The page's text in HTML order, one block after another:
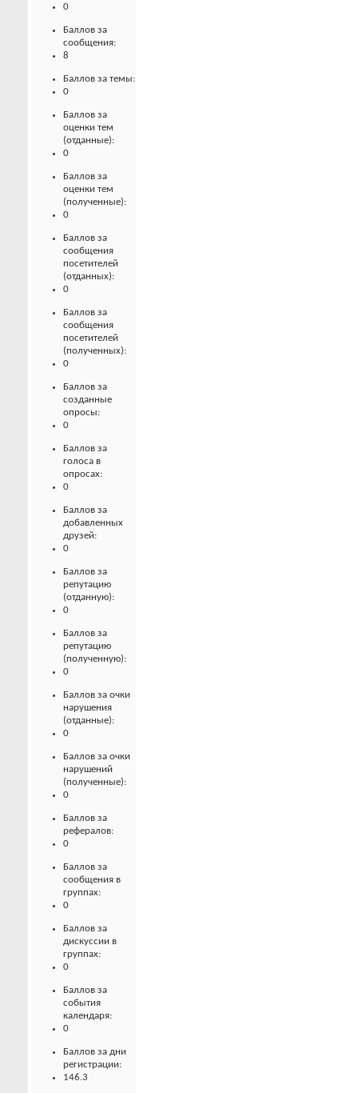
0
Баллов за
сообщения:
8
Баллов за темы:
0
Баллов за
оценки тем
(отданные):
0
Баллов за
оценки тем
(полученные):
0
Баллов за
сообщения
посетителей
(отданных):
0
Баллов за
сообщения
посетителей
(полученных):
0
Баллов за
созданные
опросы:
0
Баллов за
голоса в
опросах:
0
Баллов за
добавленных
друзей:
0
Баллов за
репутацию
(отданную):
0
Баллов за
репутацию
(полученную):
0
Баллов за очки
нарушения
(отданные):
0
Баллов за очки
нарушений
(полученные):
0
Баллов за
рефералов:
0
Баллов за
сообщения в
группах:
0
Баллов за
дискуссии в
группах:
0
Баллов за
события
календаря:
0
Баллов за дни
регистрации:
146.3